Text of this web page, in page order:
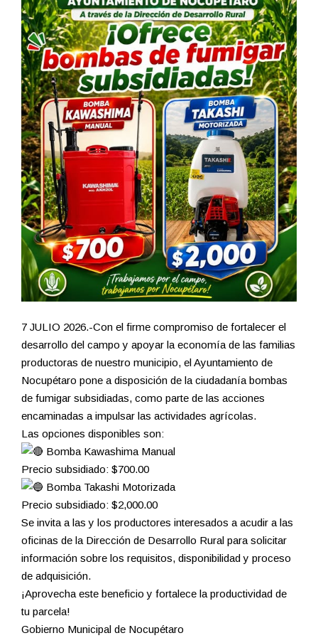
7 JULIO 2026.-Con el firme compromiso de fortalecer el
desarrollo del campo y apoyar la economía de las familias
productoras de nuestro municipio, el Ayuntamiento de
Nocupétaro pone a disposición de la ciudadanía bombas
de fumigar subsidiadas, como parte de las acciones
encaminadas a impulsar las actividades agrícolas.
Las opciones disponibles son:
Bomba Kawashima Manual
Precio subsidiado: $700.00
Bomba Takashi Motorizada
Precio subsidiado: $2,000.00
Se invita a las y los productores interesados a acudir a las
oficinas de la Dirección de Desarrollo Rural para solicitar
información sobre los requisitos, disponibilidad y proceso
de adquisición.
¡Aprovecha este beneficio y fortalece la productividad de
tu parcela!
Gobierno Municipal de Nocupétaro